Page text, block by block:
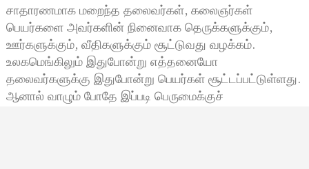
சாதாரணமாக மறைந்த தலைவர்கள், கலைஞர்கள்
பெயர்களை அவர்களின் நினைவாக தெருக்களுக்கும்,
ஊர்களுக்கும், வீதிகளுக்கும் சூட்டுவது வழக்கம்.
உலகமெங்கிலும் இதுபோன்று எத்தனையோ
தலைவர்களுக்கு இதுபோன்று பெயர்கள் சூட்டப்பட்டுள்ளது.
ஆனால் வாழும் போதே இப்படி பெருமைக்குச்